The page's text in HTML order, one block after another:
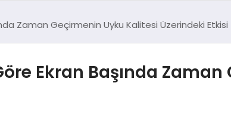
Zaman Geçirmenin Uyku Kalitesi Üzerindeki Etkisi
Ekran Başında